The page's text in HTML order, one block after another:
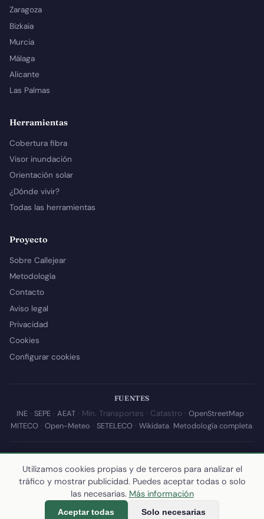
Zaragoza
Bizkaia
Murcia
Málaga
Alicante
Las Palmas
Herramientas
Cobertura fibra
Visor inundación
Orientación solar
¿Dónde vivir?
Todas las herramientas
Proyecto
Sobre Callejear
Metodología
Contacto
Aviso legal
Privacidad
Cookies
Configurar cookies
FUENTES
INE· SEPE· AEAT· Min. Transportes · Catastro · OpenStreetMap·
MITECO· Open-Meteo · SETELECO· Wikidata. Metodología completa.
© 2026 Callejear.com — Directorio municipal de España con datos
abiertos. Desarrollado y mantenido porYoel Castaño.
Última actualización de esta página:10 de julio de 2026
calculamos los datos
Utilizamos cookies propias y de terceros para analizar el
tráfico y mostrar publicidad. Puedes aceptar todas o solo
las necesarias. Más información
Aceptar todas Solo necesarias